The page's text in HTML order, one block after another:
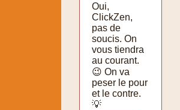
Oui,
ClickZen,
pas de
soucis. On
vous tiendra
au courant.
😉 On va
peser le pour
et le contre.
💡